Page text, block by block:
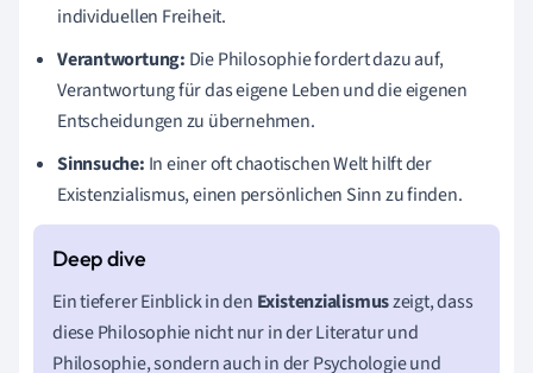
individuellen Freiheit.
Verantwortung: Die Philosophie fordert dazu auf,
Verantwortung für das eigene Leben und die eigenen
Entscheidungen zu übernehmen.
Sinnsuche: In einer oft chaotischen Welt hilft der
Existenzialismus, einen persönlichen Sinn zu finden.
Ein tieferer Einblick in den Existenzialismuszeigt, dass
diese Philosophie nicht nur in der Literatur und
Philosophie, sondern auch in der Psychologie und